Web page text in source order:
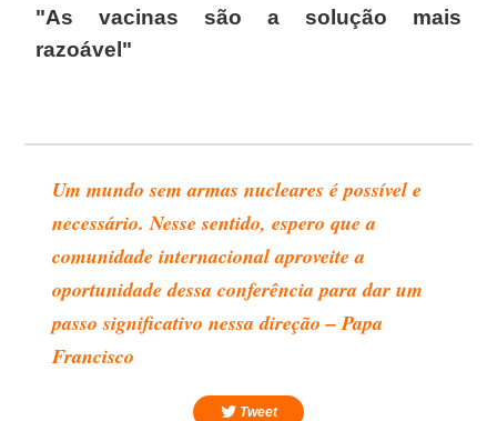
"As vacinas são a solução mais
razoável"
Um mundo sem armas nucleares é possível e
necessário. Nesse sentido, espero que a
comunidade internacional aproveite a
oportunidade dessa conferência para dar um
passo significativo nessa direção – Papa
Francisco
Tweet